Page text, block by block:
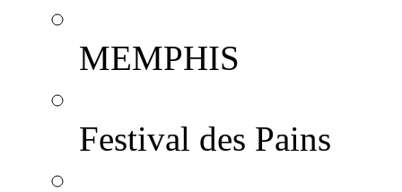
MEMPHIS
Festival des Pains